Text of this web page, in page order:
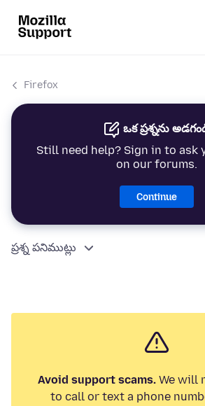
Firefox
ఒక ప్రశ్నను
Still need help? Sign in to ask
on our forums.
Continue
ప్రశ్న పనిముట్లు
Avoid support scams.We will
to call or text a phone